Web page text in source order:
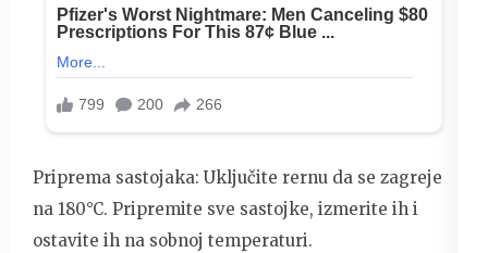
Priprema sastojaka: Uključite rernu da se zagreje
na 180°C. Pripremite sve sastojke, izmerite ih i
ostavite ih na sobnoj temperaturi.